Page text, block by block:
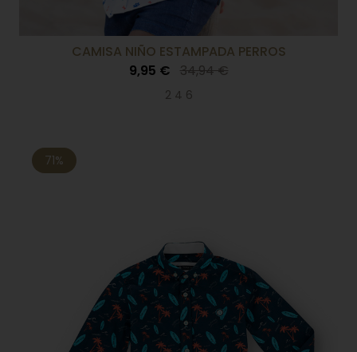
CAMISA NIÑO ESTAMPADA PERROS
9,95 € 34,94 €
2 4 6
71%